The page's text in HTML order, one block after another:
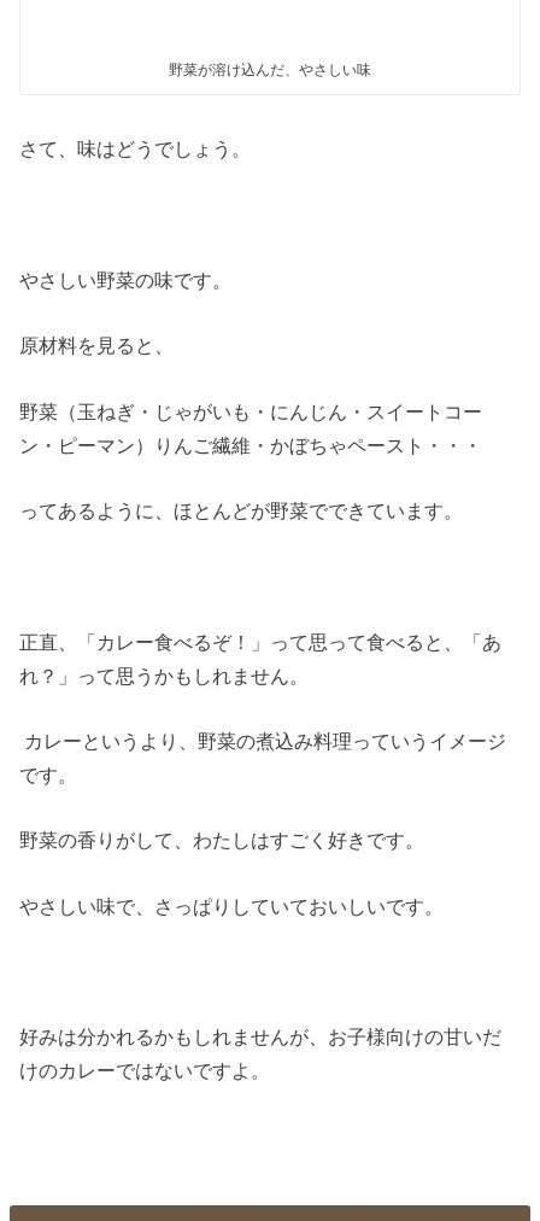
野菜が溶け込んだ、やさしい味
さて、味はどうでしょう。
やさしい野菜の味です。
原材料を見ると、
野菜（玉ねぎ・じゃがいも・にんじん・スイートコー
ン・ピーマン）りんご繊維・かぼちゃペースト・・・
ってあるように、ほとんどが野菜でできています。
正直、「カレー食べるぞ！」って思って食べると、「あ
れ？」って思うかもしれません。
カレーというより、野菜の煮込み料理っていうイメージ
です。
野菜の香りがして、わたしはすごく好きです。
やさしい味で、さっぱりしていておいしいです。
好みは分かれるかもしれませんが、お子様向けの甘いだ
けのカレーではないですよ。